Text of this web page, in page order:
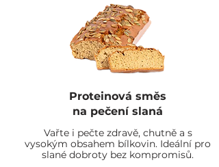
Proteinová směs
na pečení slaná
Vařte i pečte zdravě, chutně a s
vysokým obsahem bílkovin. Ideální pro
slané dobroty bez kompromisů.